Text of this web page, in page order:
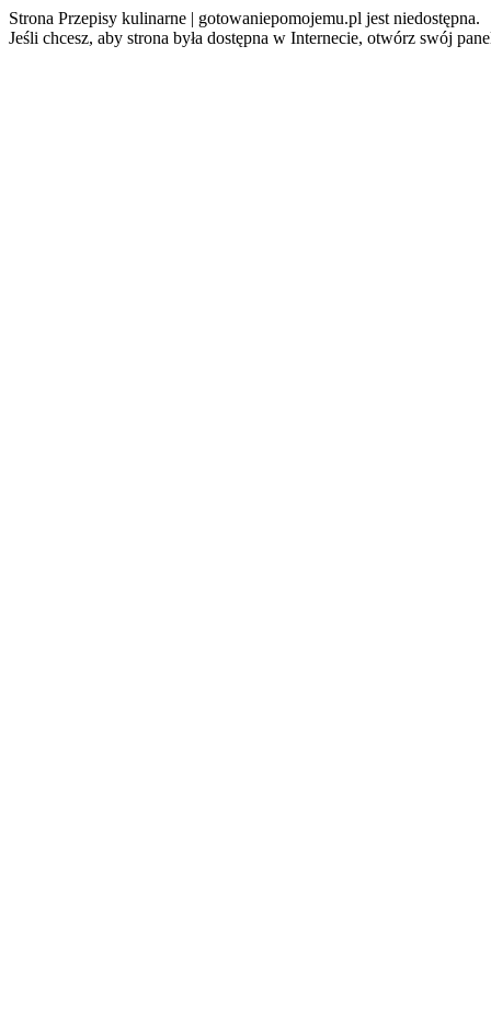
Strona Przepisy kulinarne | gotowaniepomojemu.pl jest niedostępna.
Jeśli chcesz, aby strona była dostępna w Internecie, otwórz swój